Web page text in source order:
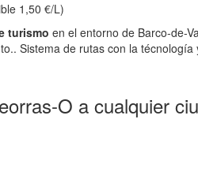
1,50 €/L)
turismo en el entorno de Barco-de-
Sistema de rutas con la
O a cualquier